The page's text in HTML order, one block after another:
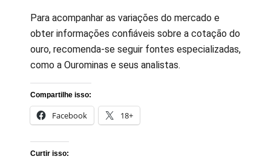
Para acompanhar as variações do mercado e
obter informações confiáveis sobre a cotação do
ouro, recomenda-se seguir fontes especializadas,
como a Ourominas e seus analistas.
Compartilhe isso:
Facebook 18+
Curtir isso: